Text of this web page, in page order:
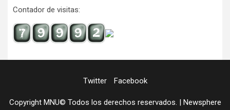
Contador de visitas:
Twitter Facebook
Copyright MNU© Todos los derechos reservados. | Newsphere